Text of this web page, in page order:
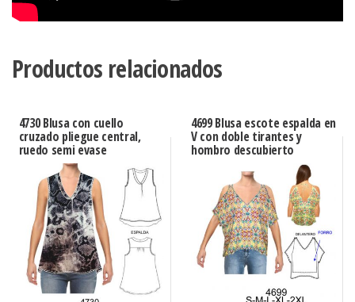
Productos relacionados
4730 Blusa con cuello
cruzado pliegue central,
ruedo semi evase
4699 Blusa escote espalda en
V con doble tirantes y
hombro descubierto